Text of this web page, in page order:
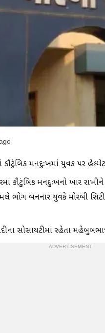
કૌટુંબિક મનદુઃખમાં યુવક પર
કૌટુંબિક મનદુઃખનો ખાર
બનનાર યુવકે મોરબી સિટી
સોસાયટીમાં રહેતા
ADVERTISEMENT